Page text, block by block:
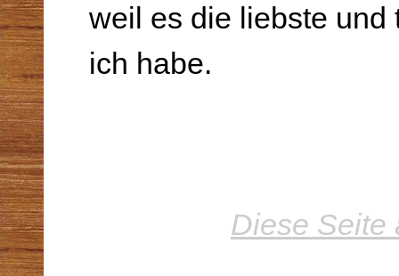
weil es die liebste und
ich habe.
Diese Seite